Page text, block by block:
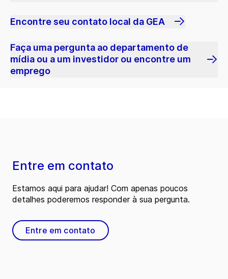
Encontre seu contato local da GEA
Faça uma pergunta ao departamento de
mídia ou a um investidor ou encontre um
emprego
Entre em contato
Estamos aqui para ajudar! Com apenas poucos
detalhes poderemos responder à sua pergunta.
Entre em contato